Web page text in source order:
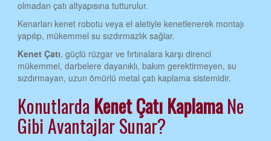
ÇANAKKALE KENET ÇATI
ÇANKIRI KENET ÇATI
ÇORUM KENET ÇATI
DENİZLİ KENET ÇATI
EDİRNE KENET ÇATI
ELAZIĞ KENET ÇATI
olmadan çatı altyapısına tutturulur.
Kenarları kenet robotu veya el aletiyle kenetlenerek montajı
yapılıp, mükemmel su sızdırmazlık sağlar.
Kenet Çatı, güçlü rüzgar ve fırtınalara karşı direnci
mükemmel, darbelere dayanıklı, bakım gerektirmeyen, su
sızdırmayan, uzun ömürlü metal çatı kaplama sistemidir.
Konutlarda Kenet Çatı KaplamaNe
Gibi Avantajlar Sunar?